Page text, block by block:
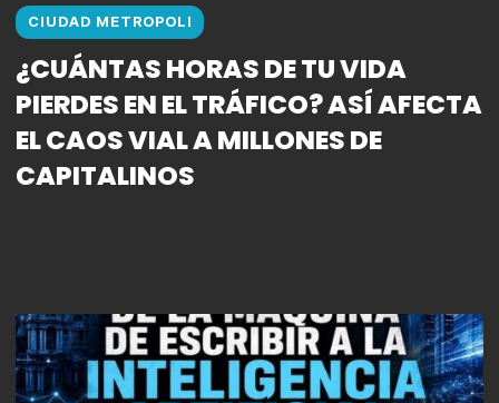
CIUDAD METROPOLI
¿CUÁNTAS HORAS DE TU VIDA
PIERDES EN EL TRÁFICO? ASÍ AFECTA
EL CAOS VIAL A MILLONES DE
CAPITALINOS